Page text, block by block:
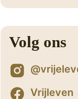
Volg ons
Vrijleven